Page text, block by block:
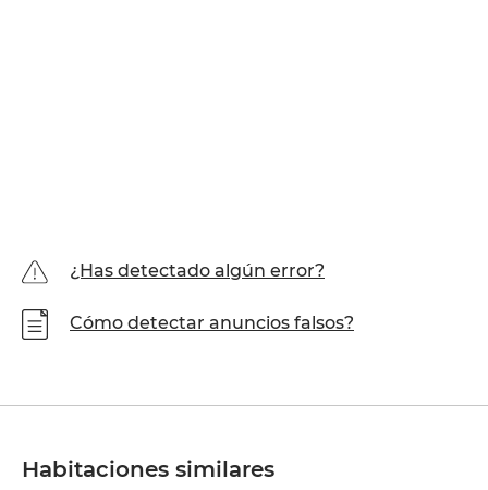
¿Has detectado algún error?
Cómo detectar anuncios falsos?
Habitaciones similares